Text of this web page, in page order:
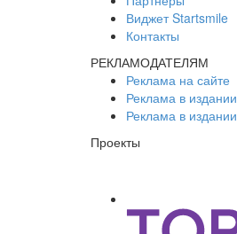
Виджет Startsmile
Контакты
РЕКЛАМОДАТЕЛЯМ
Реклама на сайте
Реклама в
Реклама в
Проекты